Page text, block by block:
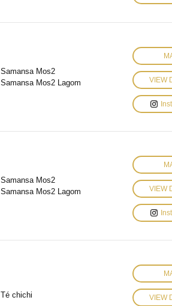
Samansa Mos2
Samansa Mos2 Lagom
VIEW
Samansa Mos2
Samansa Mos2 Lagom
VIEW
Té chichi VIEW